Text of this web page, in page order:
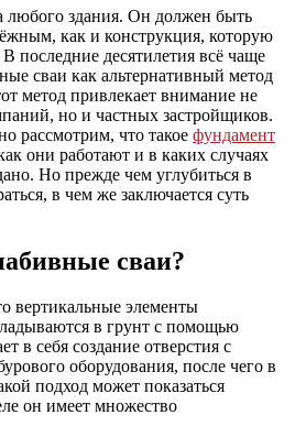
здания. Он должен быть
как и конструкция, которую
последние десятилетия всё чаще
сваи как альтернативный метод
метод привлекает внимание не
но и частных застройщиков.
рассмотрим, что такое фундамент
они работают и в каких случаях
Но прежде чем углубиться в
в чем же заключается суть
сваи?
вертикальные элементы
в грунт с помощью
в себя создание отверстия с
оборудования, после чего в
подход может показаться
он имеет множество